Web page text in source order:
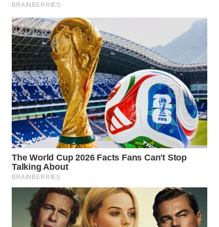
WAHANA
ADVOKAT
WAHANA
INFRASTRUKTUR
WAHANA
KONSUMEN
WAHANA
LISTRIK
WAHANA
TRAVEL
WAHANA
TV